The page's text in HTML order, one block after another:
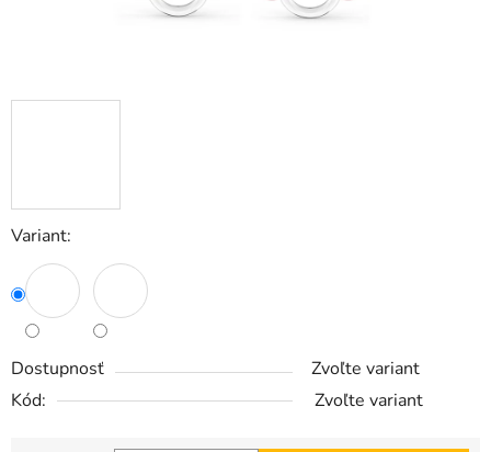
Variant:
Dostupnosť
Zvoľte variant
Kód:
Zvoľte variant